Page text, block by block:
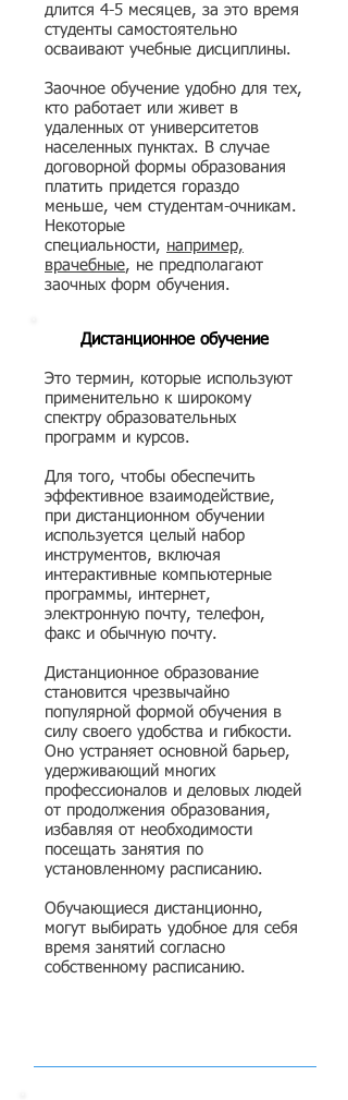
длится 4-5 месяцев, за это время
студенты самостоятельно
осваивают учебные дисциплины.
Заочное обучение удобно для тех,
кто работает или живет в
удаленных от университетов
населенных пунктах. В случае
договорной формы образования
платить придется гораздо
меньше, чем студентам-очникам.
Некоторые
специальности, например,
врачебные, не предполагают
заочных форм обучения.
Дистанционное обучение
Это термин, которые используют
применительно к широкому
спектру образовательных
программ и курсов.
Для того, чтобы обеспечить
эффективное взаимодействие,
при дистанционном обучении
используется целый набор
инструментов, включая
интерактивные компьютерные
программы, интернет,
электронную почту, телефон,
факс и обычную почту.
Дистанционное образование
становится чрезвычайно
популярной формой обучения в
силу своего удобства и гибкости.
Оно устраняет основной барьер,
удерживающий многих
профессионалов и деловых людей
от продолжения образования,
избавляя от необходимости
посещать занятия по
установленному расписанию.
Обучающиеся дистанционно,
могут выбирать удобное для себя
время занятий согласно
собственному расписанию.